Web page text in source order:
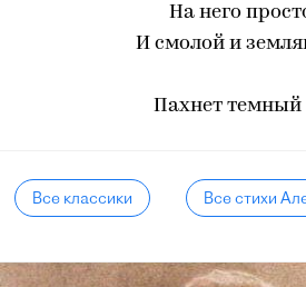
На него
И смолой и
Пахнет темный
Все классики Все стихи